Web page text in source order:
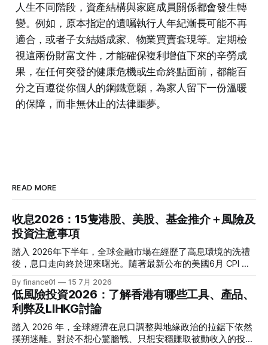
人生不同階段，資產結構與家庭成員關係都會發生轉
變。例如，原本指定的遺囑執行人年紀漸長可能不再
適合，或者子女結婚成家、物業買賣套現等。定期檢
視這兩份財富文件，才能確保複利增值下來的辛勞成
果，在任何突發的健康危機或生命終點面前，都能百
分之百遵從你個人的鋼鐵意願，為家人留下一份溫暖
的保障，而非無休止的法律噩夢。
READ MORE
收息2026：15隻港股、美股、基金推介＋風險及
投資注意事項
踏入 2026年下半年，全球金融市場在經歷了高息環境的洗禮
後，息口走向終於迎來曙光。隨著最新公布的美國6月 CPI 同
息的預期再度升溫。 當定期存款利率逐漸從高位回落，如何
將資金轉投至能夠產生穩定現金流的收息資產，成為了今年投
資理財的核心課題。本文特別為您搜集 2026 年 7 月最新市場
數據，盤點港股、美股及基金三大領域共 15 隻熱門收息工
具，並深度拆解背後的潛在風險，助您在新一季度穩健收息！
By finance01 15 7月 2026
低風險投資2026：了解香港有哪些工具、產品、
利弊及LIHKG討論
踏入 2026 年，全球經濟在息口調整與地緣政治的拉鋸下依然
撲朔迷離。對於不想心驚膽戰、只想安穩賺取被動收入的投資